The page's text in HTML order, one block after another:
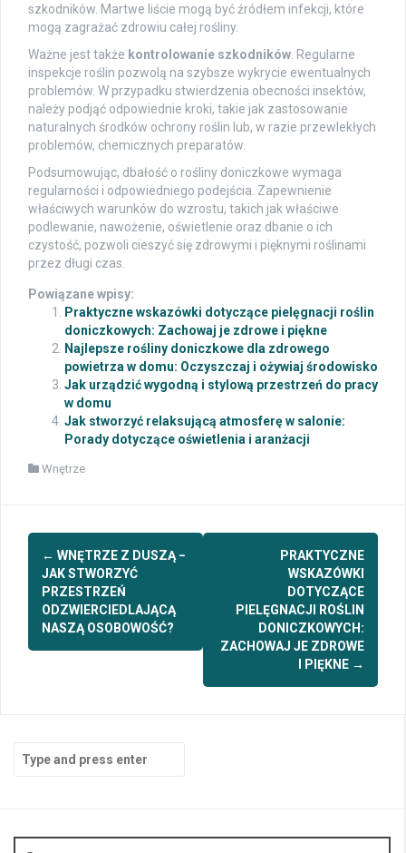
szkodników. Martwe liście mogą być źródłem infekcji, które
mogą zagrażać zdrowiu całej rośliny.
Ważne jest także kontrolowanie szkodników. Regularne
inspekcje roślin pozwolą na szybsze wykrycie ewentualnych
problemów. W przypadku stwierdzenia obecności insektów,
należy podjąć odpowiednie kroki, takie jak zastosowanie
naturalnych środków ochrony roślin lub, w razie przewlekłych
problemów, chemicznych preparatów.
Podsumowując, dbałość o rośliny doniczkowe wymaga
regularności i odpowiedniego podejścia. Zapewnienie
właściwych warunków do wzrostu, takich jak właściwe
podlewanie, nawożenie, oświetlenie oraz dbanie o ich
czystość, pozwoli cieszyć się zdrowymi i pięknymi roślinami
przez długi czas.
Powiązane wpisy:
Praktyczne wskazówki dotyczące pielęgnacji roślin
doniczkowych: Zachowaj je zdrowe i piękne
Najlepsze rośliny doniczkowe dla zdrowego
powietrza w domu: Oczyszczaj i ożywiaj środowisko
Jak urządzić wygodną i stylową przestrzeń do pracy
w domu
Jak stworzyć relaksującą atmosferę w salonie:
Porady dotyczące oświetlenia i aranżacji
Wnętrze
Post
navigation
← WNĘTRZE Z DUSZĄ −
JAK STWORZYĆ
PRZESTRZEŃ
ODZWIERCIEDLAJĄCĄ
NASZĄ OSOBOWOŚĆ?
PRAKTYCZNE
WSKAZÓWKI
DOTYCZĄCE
PIELĘGNACJI ROŚLIN
DONICZKOWYCH:
ZACHOWAJ JE ZDROWE
I PIĘKNE →
Search
for: